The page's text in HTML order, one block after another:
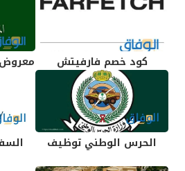
كود خصم فارفيتش
الحرس الوطني توظيف